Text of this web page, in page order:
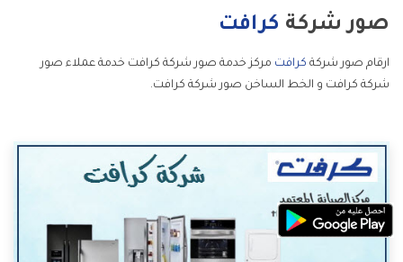
صور شركة كرافت
ارقام صور شركة كرافت مركز خدمة صور شركة كرافت خدمة عملاء صور
شركة كرافت و الخط الساخن صور شركة كرافت.